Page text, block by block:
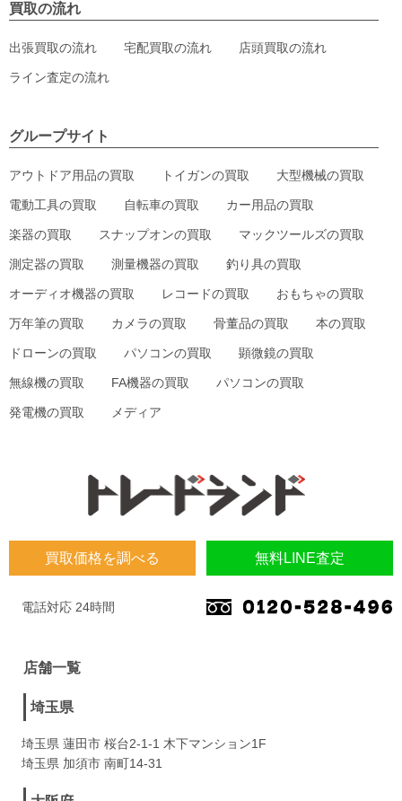
買取価格を調べる 無料LINE査定
電話対応 24時間
店舗一覧
埼玉県
埼玉県 蓮田市 桜台2-1-1 木下マンション1F
埼玉県 加須市 南町14-31
買取の流れ
出張買取の流れ 宅配買取の流れ 店頭買取の流れ
ライン査定の流れ
グループサイト
アウトドア用品の買取 トイガンの買取 大型機械の買取
電動工具の買取 自転車の買取 カー用品の買取
楽器の買取 スナップオンの買取 マックツールズの買取
測定器の買取 測量機器の買取 釣り具の買取
オーディオ機器の買取 レコードの買取 おもちゃの買取
万年筆の買取 カメラの買取 骨董品の買取 本の買取
ドローンの買取 パソコンの買取 顕微鏡の買取
無線機の買取 FA機器の買取 パソコンの買取
発電機の買取 メディア